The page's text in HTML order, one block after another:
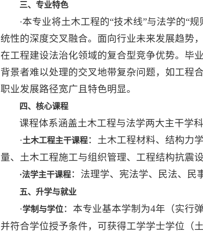
三、专业特色
·本专业将土木工程的“技术线”与法学的“
统性的深度交叉融合。面向行业未来发展趋势
在工程建设法治化领域的‌复合型‌竞争优势。毕
背景者难以处理的交叉地带复杂问题，如‌工程
职业发展路径宽广且特色明显。
四、核心课程
课程体系涵盖土木工程与法学两大主干学
·‌土木工程主干课程：土木工程材料、结构力
量、土木工程施工与组织管理、工程结构抗震设
·‌法学主干课程：法理学、宪法学、民法、民
五、升学与就业
·‌学制与学位：本专业基本学制为‌4年‌（实行
并符合学位授予条件，可获得‌工学学士学位（